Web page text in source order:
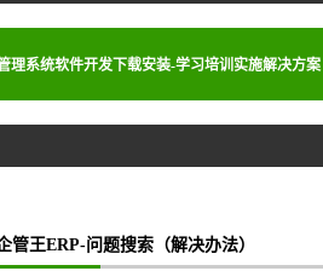
理系统软件开发下载安装-学习培训实施解决方案
管王ERP-问题搜索（解决办法）